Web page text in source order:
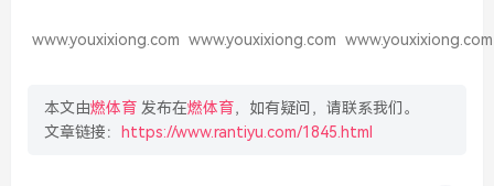
www.youxixiong.com www.youxixiong.com www.youxixiong.com
本文由燃体育 发布在燃体育，如有疑问，请联系我们。
文章链接：
https://www.rantiyu.com/1845.html